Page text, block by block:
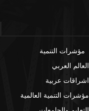
مؤشرات التنمية
العالم العربي
اشراقات عربية
مؤشرات التنمية العالمية